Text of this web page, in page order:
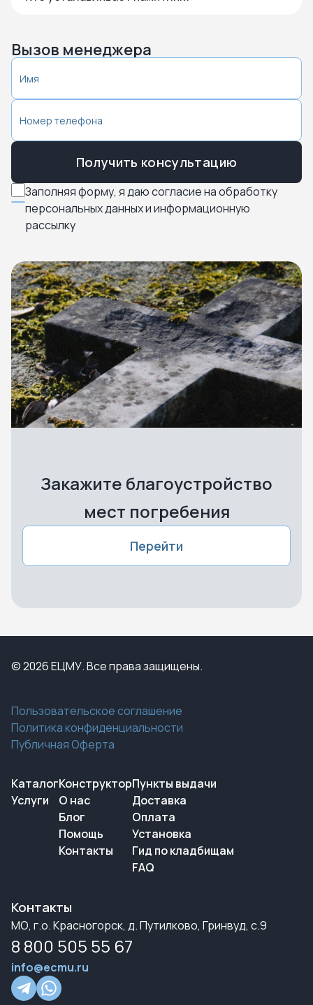
Вызов менеджера
Заполняя форму, я даю согласие на обработку
персональных данных и информационную
рассылку
Получить консультацию
Закажите благоустройство
мест погребения
Перейти
© 2026 ЕЦМУ. Все права защищены.
Пользовательское соглашение
Политика конфиденциальности
Публичная Оферта
Каталог
Услуги
Конструктор
О нас
Блог
Помощь
Контакты
Пункты выдачи
Доставка
Оплата
Установка
Гид по кладбищам
FAQ
Контакты
МО, г.о. Красногорск, д. Путилково, Гринвуд, с.9
8 800 505 55 67
info@ecmu.ru